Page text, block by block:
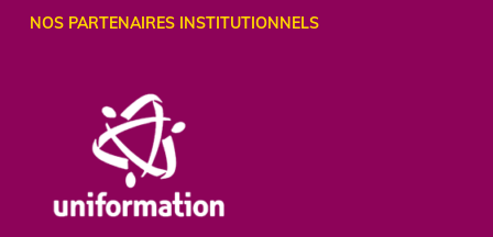
NOS PARTENAIRES INSTITUTIONNELS